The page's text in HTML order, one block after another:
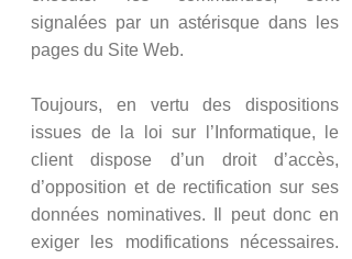
signalées par un astérisque dans les
pages du Site Web.
Toujours, en vertu des dispositions
issues de la loi sur l’Informatique, le
client dispose d’un droit d’accès,
d’opposition et de rectification sur ses
données nominatives. Il peut donc en
exiger les modifications nécessaires.